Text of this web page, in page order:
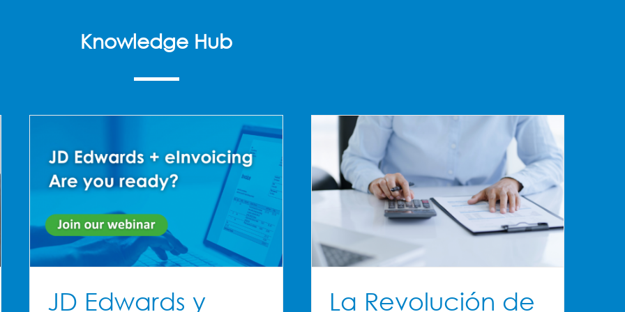
Knowledge Hub
JD Edwards y
La Revolución de la Facturación
Electrónica en España: Ley Crea y
Facturación Electrónica
Oracle JD Edwards - Español
Últimas noticias
La Revolución de